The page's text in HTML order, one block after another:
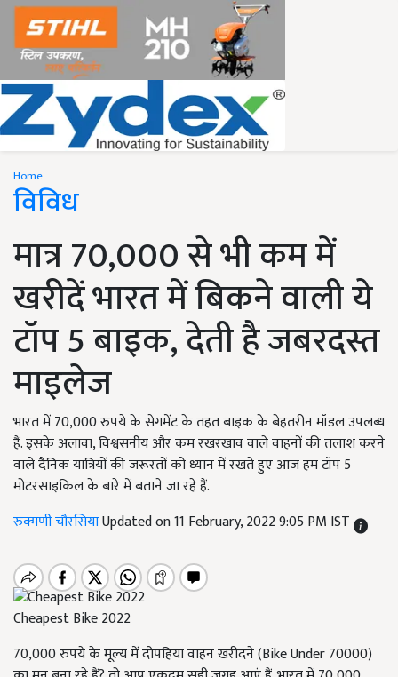
Home
विविध
मात्र 70,000 से भी कम में
खरीदें भारत में बिकने वाली ये
टॉप 5 बाइक, देती है जबरदस्त
माइलेज
भारत में 70,000 रुपये के सेगमेंट के तहत बाइक के बेहतरीन मॉडल उपलब्ध
हैं. इसके अलावा, विश्वसनीय और कम रखरखाव वाले वाहनों की तलाश करने
वाले दैनिक यात्रियों की जरूरतों को ध्यान में रखते हुए आज हम टॉप 5
मोटरसाइकिल के बारे में बताने जा रहे हैं.
रुक्मणी चौरसियाUpdated on 11 February, 2022 9:05 PM IST
Cheapest Bike 2022
70,000 रुपये के मूल्य में दोपहिया वाहन खरीदने (Bike Under 70000)